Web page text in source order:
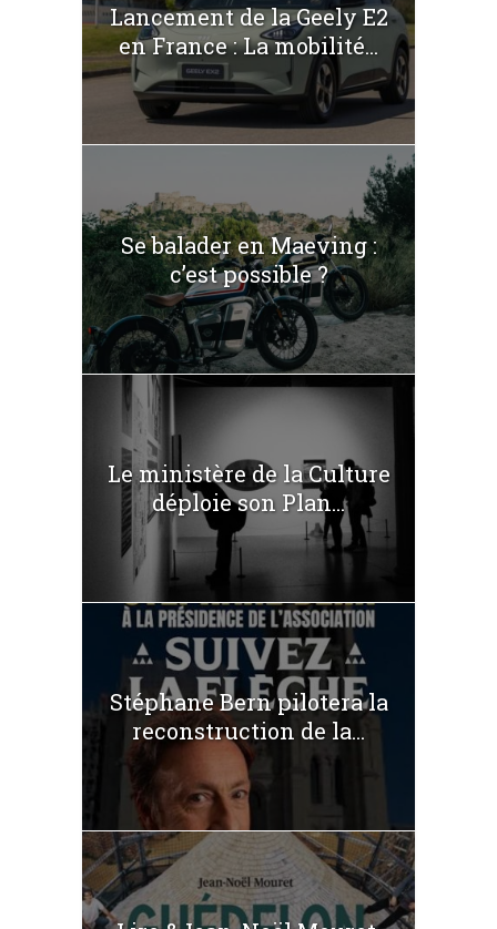
Lancement de la Geely E2
en France : La mobilité...
Se balader en Maeving :
c’est possible ?
Le ministère de la Culture
déploie son Plan...
Stéphane Bern pilotera la
reconstruction de la...